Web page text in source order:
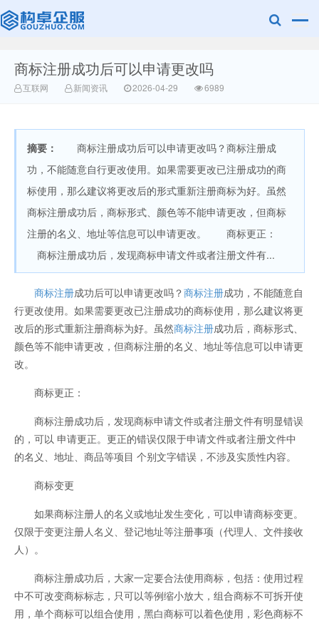
广美明度文化
商标注册成功后可以申请更改吗
互联网 新闻资讯 2026-04-29 6989
摘要：
商标注册成功后可以申请更改吗？商标注册成
功，不能随意自行更改使用。如果需要更改已注册成功的商
标使用，那么建议将更改后的形式重新注册商标为好。虽然
商标注册成功后，商标形式、颜色等不能申请更改，但商标
注册的名义、地址等信息可以申请更改。 商标更正：
商标注册成功后，发现商标申请文件或者注册文件有...
商标注册成功后可以申请更改吗？商标注册成功，不能随意自
行更改使用。如果需要更改已注册成功的商标使用，那么建议将更
改后的形式重新注册商标为好。虽然商标注册成功后，商标形式、
颜色等不能申请更改，但商标注册的名义、地址等信息可以申请更
改。
商标更正：
商标注册成功后，发现商标申请文件或者注册文件有明显错误
的，可以 申请更正。更正的错误仅限于申请文件或者注册文件中
的名义、地址、商品等项目 个别文字错误，不涉及实质性内容。
商标变更
如果商标注册人的名义或地址发生变化，可以申请商标变更。
仅限于变更注册人名义、登记地址等注册事项（代理人、文件接收
人）。
商标注册成功后，大家一定要合法使用商标，包括：使用过程
中不可改变商标标志，只可以等例缩小放大，组合商标不可拆开使
用，单个商标可以组合使用，黑白商标可以着色使用，彩色商标不